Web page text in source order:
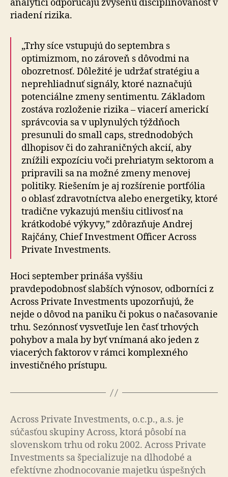
analytici odporúčajú zvýšenú disci­pli­no­va­nosť v
riadení rizika.
„Trhy síce vstupujú do septembra s
optimizmom, no zároveň s dôvodmi na
obozretnosť. Dôležité je udržať stratégiu a
neprehliadnuť signály, ktoré naznačujú
potenciálne zmeny sentimentu. Základom
zostáva rozloženie rizika – viacerí americkí
správcovia sa v uplynulých týždňoch
presunuli do small caps, strednodobých
dlhopisov či do zahraničných akcií, aby
znížili expozíciu voči prehriatym sektorom a
pripravili sa na možné zmeny menovej
politiky. Riešením je aj rozšírenie portfólia
o oblasť zdravotníctva alebo energetiky, ktoré
tradične vykazujú menšiu citlivosť na
krátkodobé výkyvy,” zdôrazňuje Andrej
Rajčány, Chief Investment Officer Across
Private Investments.
Hoci september prináša vyššiu
pravdepodobnosť slabších výnosov, odborníci z
Across Private Investments upozorňujú, že
nejde o dôvod na paniku či pokus o načasovanie
trhu. Sezónnosť vysvetľuje len časť trhových
pohybov a mala by byť vnímaná ako jeden z
viacerých faktorov v rámci komplexného
investičného prístupu.
Across Private Investments, o.c.p., a.s. je
súčasťou skupiny Across, ktorá pôsobí na
slovenskom trhu od roku 2002. Across Private
Investments sa špecializuje na dlhodobé a
efektívne zhodnocovanie majetku úspešných